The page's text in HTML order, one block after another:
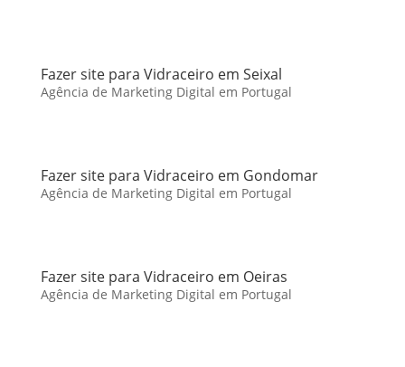
Fazer site para Vidraceiro em Seixal
Agência de Marketing Digital em Portugal
Fazer site para Vidraceiro em Gondomar
Agência de Marketing Digital em Portugal
Fazer site para Vidraceiro em Oeiras
Agência de Marketing Digital em Portugal